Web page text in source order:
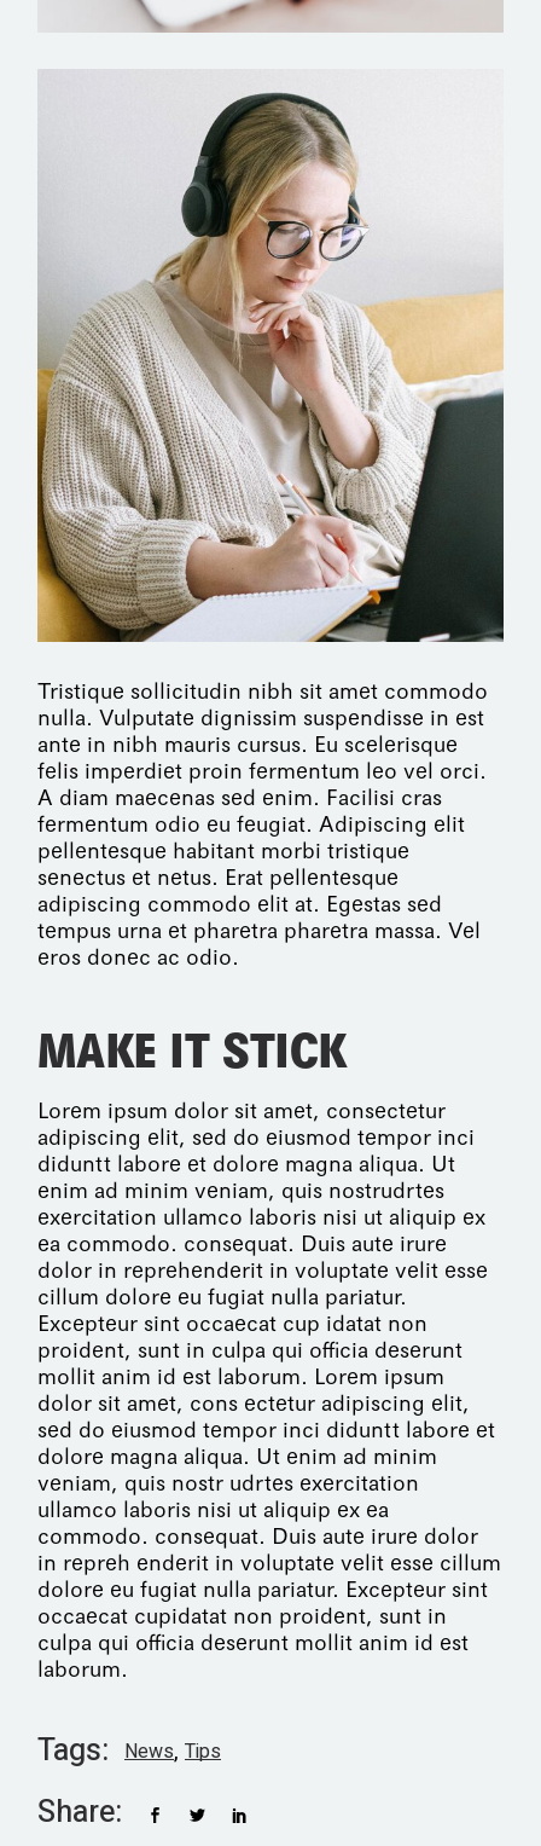
Tristique sollicitudin nibh sit amet commodo
nulla. Vulputate dignissim suspendisse in est
ante in nibh mauris cursus. Eu scelerisque
felis imperdiet proin fermentum leo vel orci.
A diam maecenas sed enim. Facilisi cras
fermentum odio eu feugiat. Adipiscing elit
pellentesque habitant morbi tristique
senectus et netus. Erat pellentesque
adipiscing commodo elit at. Egestas sed
tempus urna et pharetra pharetra massa. Vel
eros donec ac odio.
MAKE IT STICK
Lorem ipsum dolor sit amet, consectetur
adipiscing elit, sed do eiusmod tempor inci
diduntt labore et dolore magna aliqua. Ut
enim ad minim veniam, quis nostrudrtes
exercitation ullamco laboris nisi ut aliquip ex
ea commodo. consequat. Duis aute irure
dolor in reprehenderit in voluptate velit esse
cillum dolore eu fugiat nulla pariatur.
Excepteur sint occaecat cup idatat non
proident, sunt in culpa qui officia deserunt
mollit anim id est laborum. Lorem ipsum
dolor sit amet, cons ectetur adipiscing elit,
sed do eiusmod tempor inci diduntt labore et
dolore magna aliqua. Ut enim ad minim
veniam, quis nostr udrtes exercitation
ullamco laboris nisi ut aliquip ex ea
commodo. consequat. Duis aute irure dolor
in repreh enderit in voluptate velit esse cillum
dolore eu fugiat nulla pariatur. Excepteur sint
occaecat cupidatat non proident, sunt in
culpa qui officia deserunt mollit anim id est
laborum.
Tags: News Tips
Share: